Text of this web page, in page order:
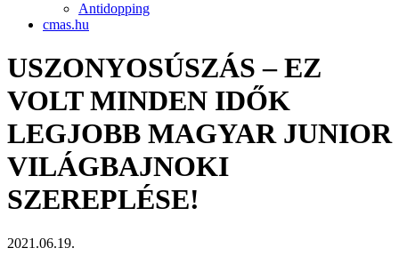
Antidopping
cmas.hu
USZONYOSÚSZÁS – EZ
VOLT MINDEN IDŐK
LEGJOBB MAGYAR JUNIOR
VILÁGBAJNOKI
SZEREPLÉSE!
2021.06.19.